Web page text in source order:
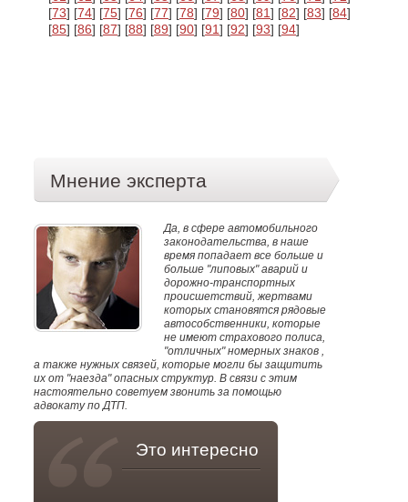
[73] [74] [75] [76] [77] [78] [79] [80] [81] [82] [83] [84]
[85] [86] [87] [88] [89] [90] [91] [92] [93] [94]
Мнение эксперта
Да, в сфере автомобильного
законодательства, в наше
время попадает все больше и
больше "липовых" аварий и
дорожно-транспортных
происшетствий, жертвами
которых становятся рядовые
автособственники, которые
не имеют страхового полиса,
"отличных" номерных знаков ,
а также нужных связей, которые могли бы защитить
их от "наезда" опасных структур. В связи с этим
настоятельно советуем звонить за помощью
адвокату по ДТП.
Это интересно